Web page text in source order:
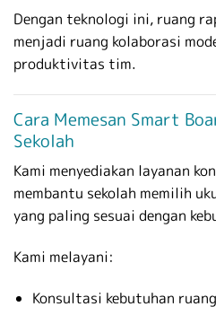
Dengan teknologi ini, ruang
menjadi ruang kolaborasi
produktivitas tim.
Cara Memesan Smart
Sekolah
Kami menyediakan layanan
membantu sekolah memilih
yang paling sesuai dengan
Kami melayani:
Konsultasi kebutuhan